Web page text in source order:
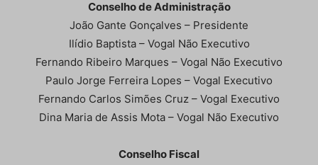
Conselho de Administração
João Gante Gonçalves – Presidente
Ilídio Baptista – Vogal Não Executivo
Fernando Ribeiro Marques – Vogal Não Executivo
Paulo Jorge Ferreira Lopes – Vogal Executivo
Fernando Carlos Simões Cruz – Vogal Executivo
Dina Maria de Assis Mota – Vogal Não Executivo
Conselho Fiscal